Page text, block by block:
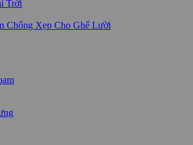
Trời
Chống Xẹp Cho Ghế Lười